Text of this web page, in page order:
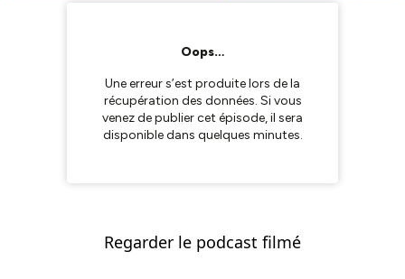
Regarder le podcast filmé